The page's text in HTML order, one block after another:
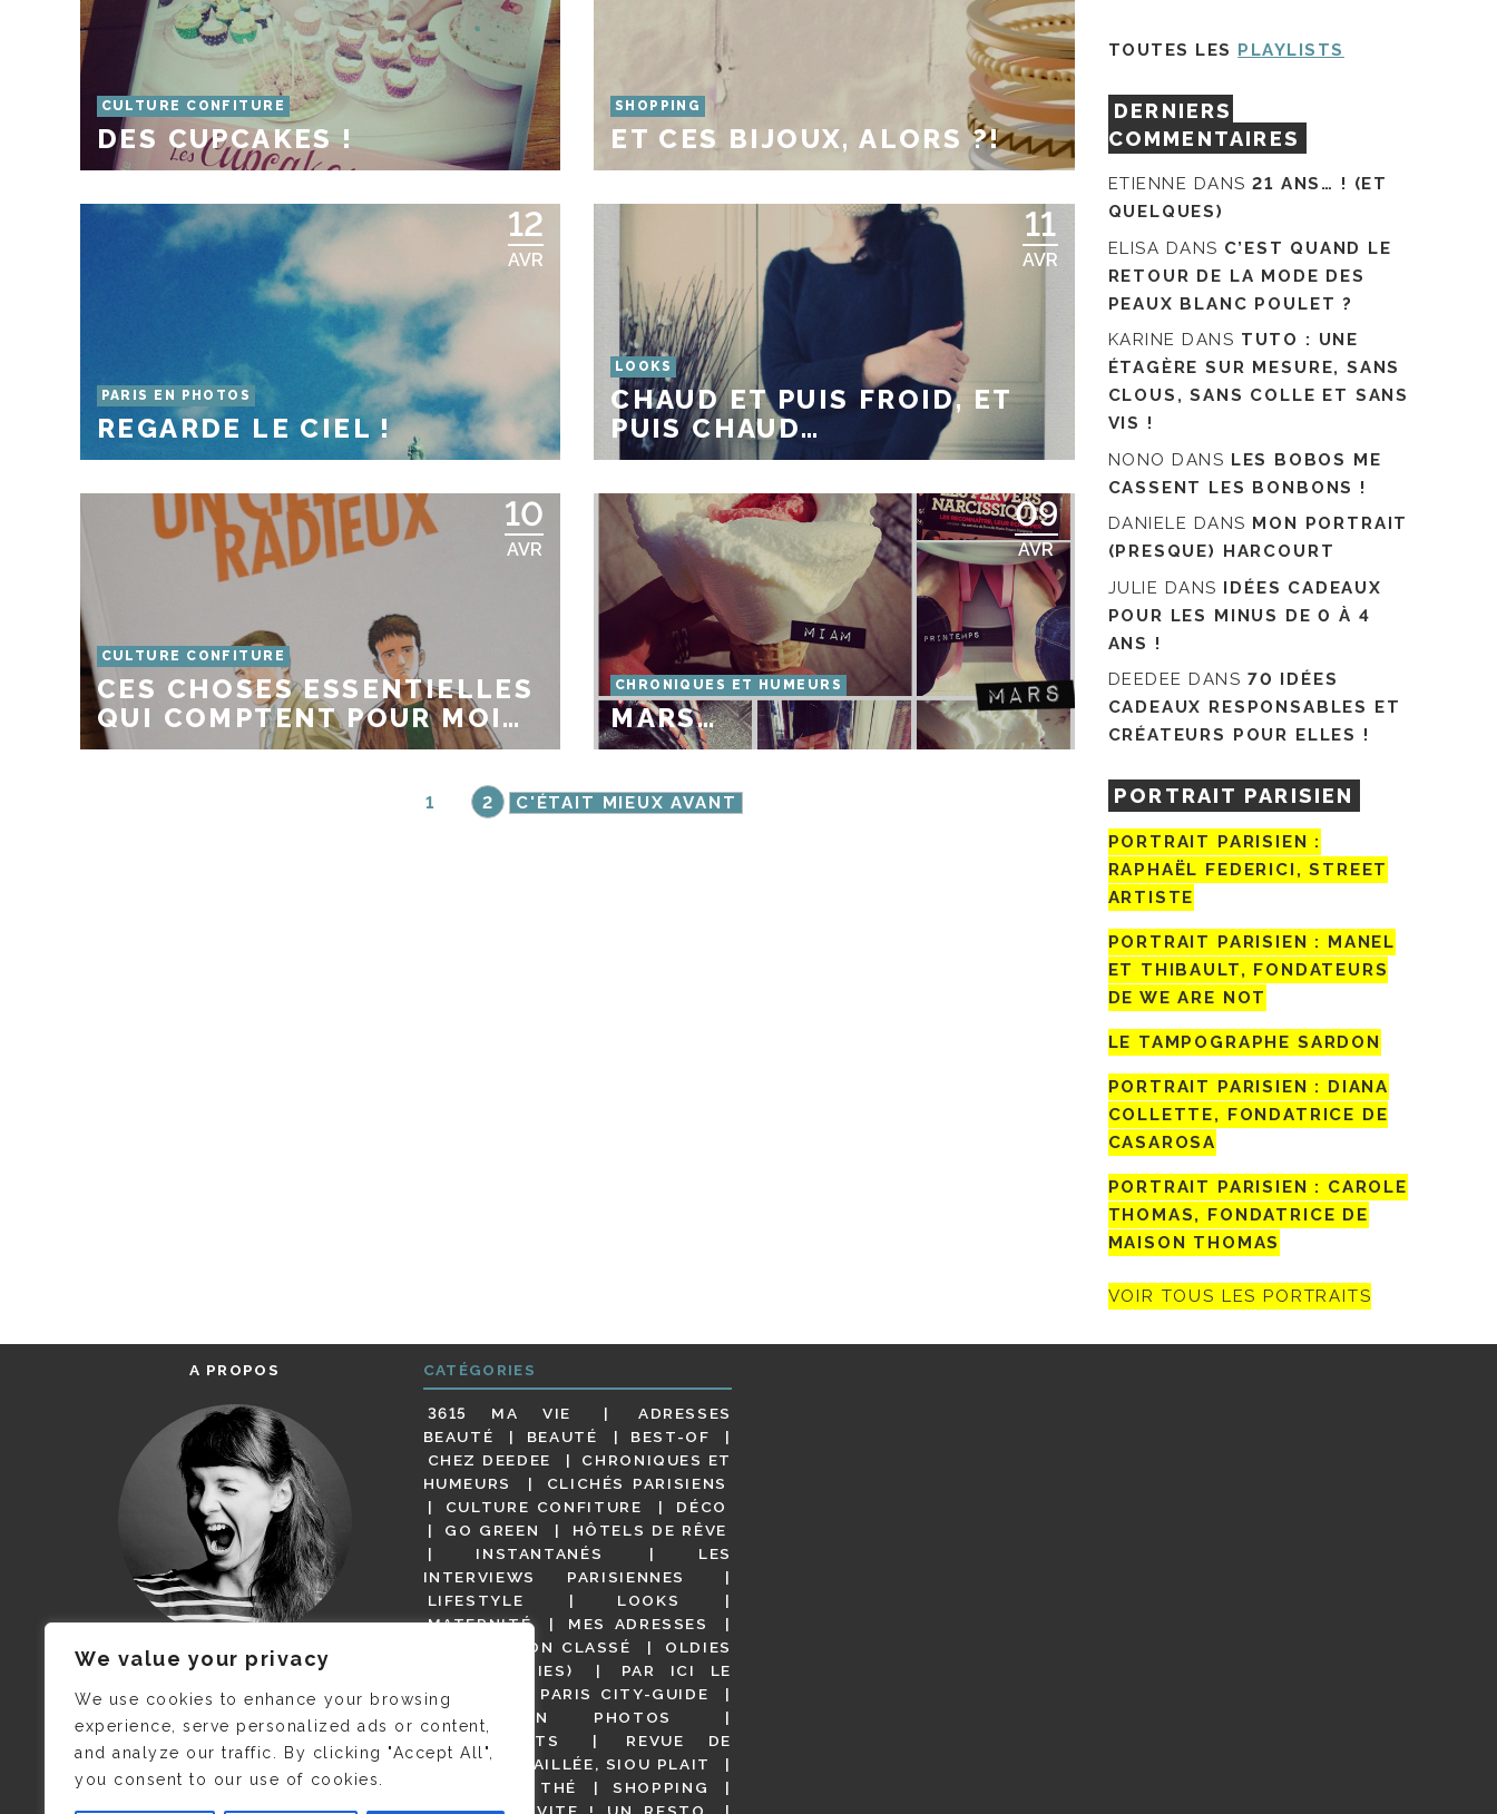
We value your privacy
We use cookies to enhance your browsing
experience, serve personalized ads or content,
and analyze our traffic. By clicking "Accept All",
you consent to our use of cookies.
CULTURE CONFITURE
DES CUPCAKES !
SHOPPING
ET CES BIJOUX, ALORS ?!
12
AVR
PARIS EN PHOTOS
REGARDE LE CIEL !
11
AVR
LOOKS
CHAUD ET PUIS FROID, ET
PUIS CHAUD…
10
AVR
CULTURE CONFITURE
CES CHOSES ESSENTIELLES
QUI COMPTENT POUR MOI…
09
AVR
CHRONIQUES ET HUMEURS
MARS…
1 2 C'ÉTAIT MIEUX AVANT
TOUTES LES PLAYLISTS
DERNIERS
COMMENTAIRES
ETIENNE DANS21 ANS… ! (ET
QUELQUES)
ELISA DANS C’EST QUAND LE
RETOUR DE LA MODE DES
PEAUX BLANC POULET ?
KARINE DANS TUTO : UNE
ÉTAGÈRE SUR MESURE, SANS
CLOUS, SANS COLLE ET SANS
VIS !
NONO DANS LES BOBOS ME
CASSENT LES BONBONS !
DANIELE DANS MON PORTRAIT
(PRESQUE) HARCOURT
JULIE DANS IDÉES CADEAUX
POUR LES MINUS DE 0 À 4
ANS !
DEEDEE DANS 70 IDÉES
CADEAUX RESPONSABLES ET
CRÉATEURS POUR ELLES !
PORTRAIT PARISIEN
PORTRAIT PARISIEN :
RAPHAËL FEDERICI, STREET
ARTISTE
PORTRAIT PARISIEN : MANEL
ET THIBAULT, FONDATEURS
DE WE ARE NOT
LE TAMPOGRAPHE SARDON
PORTRAIT PARISIEN : DIANA
COLLETTE, FONDATRICE DE
CASAROSA
PORTRAIT PARISIEN : CAROLE
THOMAS, FONDATRICE DE
MAISON THOMAS
VOIR TOUS LES PORTRAITS
A PROPOS
JE M’APPELLE DELPHINE MAIS
C’EST ©CAMILLE COLLIN QUI A
PRIS CETTE PHOTO !
CATÉGORIES
3615 MA VIE
ADRESSES
BEAUTÉ
BEAUTÉ
BEST-OF
CHEZ DEEDEE
CHRONIQUES ET
HUMEURS
CLICHÉS PARISIENS
CULTURE CONFITURE
DÉCO
GO GREEN
HÔTELS DE RÊVE
INSTANTANÉS
LES
INTERVIEWS PARISIENNES
LIFESTYLE
LOOKS
MATERNITÉ
MES ADRESSES
NON CLASSÉ
OLDIES
(BUT GOODIES)
PAR ICI LE
MAGOT !
PARIS CITY-GUIDE
PARIS EN PHOTOS
RESTAURANTS
REVUE DE
PRESSE DÉTAILLÉE, SIOU PLAIT
SALONS DE THÉ
SHOPPING
VIDÉOS
VITE ! UN RESTO